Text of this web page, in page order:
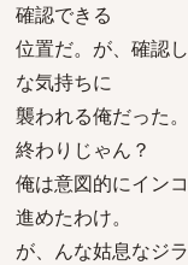
確認できる
位置だ。が、確認
な気持ちに
襲われる俺だった
終わりじゃん？
俺は意図的にイン
進めたわけ。
が、んな姑息なジ